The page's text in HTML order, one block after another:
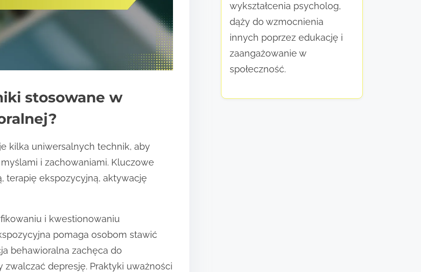
stosowane w
kilka uniwersalnych technik, aby
i zachowaniami. Kluczowe
terapię ekspozycyjną, aktywację
i kwestionowaniu
pomaga osobom stawić
behawioralna zachęca do
depresję. Praktyki uważności
wykształcenia psycholog,
dąży do wzmocnienia
innych poprzez edukację i
zaangażowanie w
społeczność.